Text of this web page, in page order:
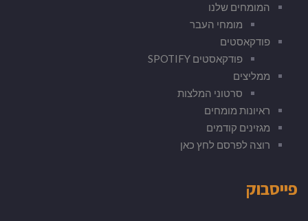
המומחים שלנו
מומחי העבר
פודקאסטים
פודקאסטים SPOTIFY
ממליצים
סרטוני המלצות
ראיונות מומחים
מגזינים קודמים
רוצה לפרסם לחץ כאן
פייסבוק